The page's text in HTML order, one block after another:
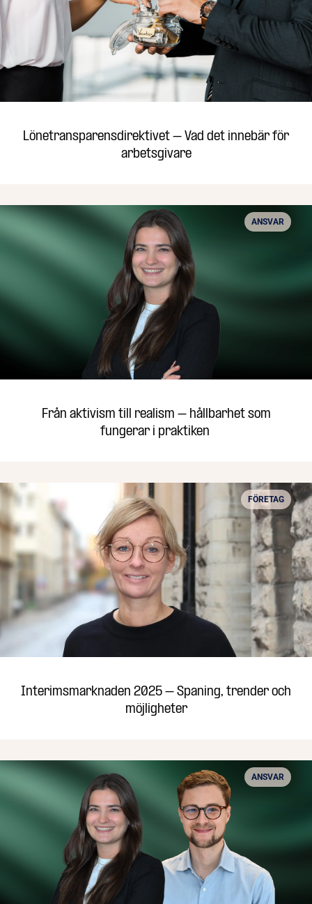
Lönetransparensdirektivet – Vad det innebär för
arbetsgivare
ANSVAR
Från aktivism till realism – hållbarhet som
fungerar i praktiken
FÖRETAG
Interimsmarknaden 2025 – Spaning, trender och
möjligheter
ANSVAR